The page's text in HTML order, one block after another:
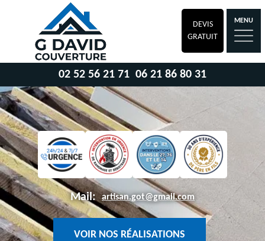
DEVIS
GRATUIT
MENU
02 52 56 21 71 06 21 86 80 31
Mail: artisan.got@gmail.com
VOIR NOS RÉALISATIONS